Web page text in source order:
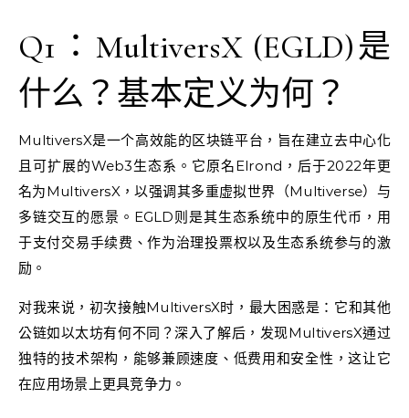
Q1：MultiversX (EGLD)是
什么？基本定义为何？
MultiversX是一个高效能的区块链平台，旨在建立去中心化
且可扩展的Web3生态系。它原名Elrond，后于2022年更
名为MultiversX，以强调其多重虚拟世界（Multiverse）与
多链交互的愿景。EGLD则是其生态系统中的原生代币，用
于支付交易手续费、作为治理投票权以及生态系统参与的激
励。
对我来说，初次接触MultiversX时，最大困惑是：它和其他
公链如以太坊有何不同？深入了解后，发现MultiversX通过
独特的技术架构，能够兼顾速度、低费用和安全性，这让它
在应用场景上更具竞争力。